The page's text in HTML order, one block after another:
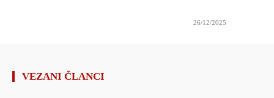
26/12/2025
VEZANI ČLANCI